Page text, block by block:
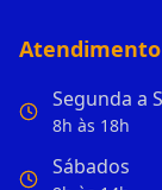
Atendimento
Segunda a
8h às 18h
Sábados